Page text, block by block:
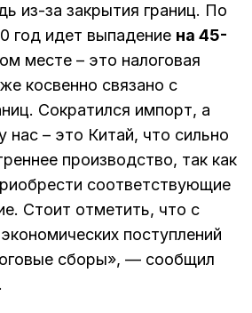
из-за закрытия границ. По
год идет выпадение на 45-
месте – это налоговая
косвенно связано с
Сократился импорт, а
нас – это Китай, что сильно
производство, так как
соответствующие
Стоит отметить, что с
поступлений
сборы», — сообщил